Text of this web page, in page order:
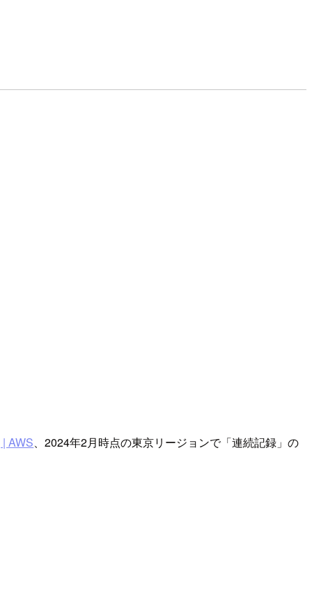
AWS、2024年2月時点の東京リージョンで「連続記録」の